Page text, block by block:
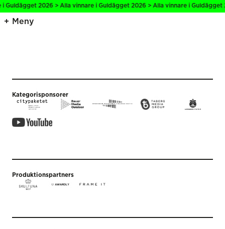
Guldägget 2026 > Alla vinnare i Guldägget 2026 > Alla vinnare i
Meny
Kategorisponsorer
Produktionspartners